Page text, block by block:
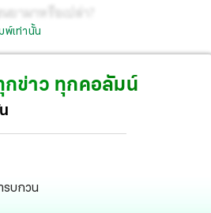
มาหรือเปล่า?
พ์เท่านั้น
กข่าว ทุกคอลัมน์
รบกวน